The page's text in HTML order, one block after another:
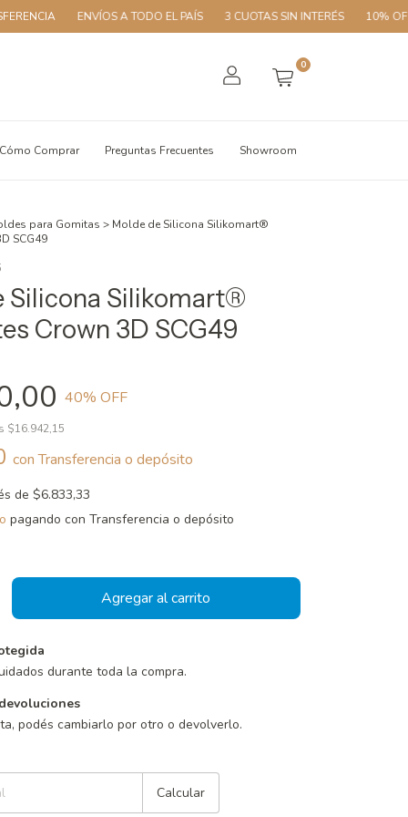
ENVÍOS A TODO EL PAÍS 3 CUOTAS SIN INTERÉS 10% OFF CON
0
Cómo Comprar Preguntas Frecuentes Showroom
para Gomitas > Molde de Silicona Silikomart®
SCG49
Silicona Silikomart®
Crown 3D SCG49
40% OFF
$16.942,15
con Transferencia o depósito
de $6.833,33
pagando con Transferencia o depósito
durante toda la compra.
podés cambiarlo por otro o devolverlo.
Calcular